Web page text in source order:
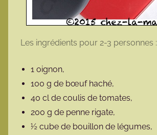
Les ingrédients pour 2-3 personnes :
1 oignon,
100 g de bœuf haché,
40 cl de coulis de tomates,
200 g de penne rigate,
½ cube de bouillon de légumes,